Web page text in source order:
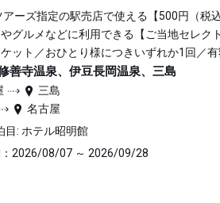
アーズ指定の駅売店で使える【500円（税
グルメなどに利用できる【ご当地セレク
ケット／おひとり様につきいずれか1回／
善寺温泉、伊豆長岡温泉、三島
三島
名古屋
目: ホテル昭明館
2026/08/07 ～ 2026/09/28